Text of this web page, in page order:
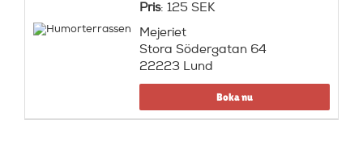
Pris: 125 SEK
Mejeriet
Stora Södergatan 64
22223 Lund
Boka nu